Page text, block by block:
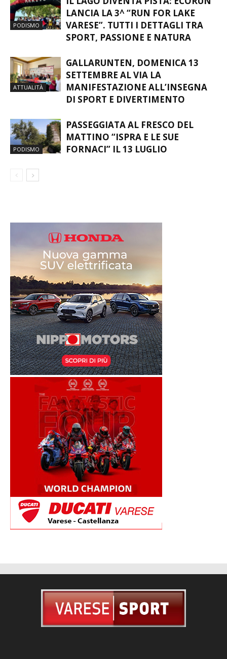
PODISMO
LANCIA LA 3^ “RUN FOR LAKE
VARESE”. TUTTI I DETTAGLI TRA
SPORT, PASSIONE E NATURA
ATTUALITÀ
GALLARUNTEN, DOMENICA 13
SETTEMBRE AL VIA LA
MANIFESTAZIONE ALL’INSEGNA
DI SPORT E DIVERTIMENTO
PODISMO
PASSEGGIATA AL FRESCO DEL
MATTINO “ISPRA E LE SUE
FORNACI” IL 13 LUGLIO